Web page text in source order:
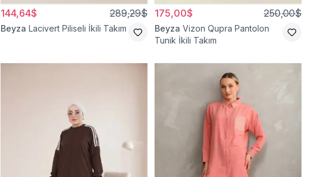
144,64$ 289,29$
Beyza Lacivert Piliseli İkili Takım
175,00$ 250,00$
Beyza Vizon Qupra Pantolon
Tunik İkili Takım